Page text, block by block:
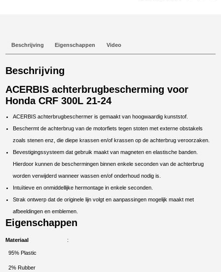
Beschrijving Eigenschappen Video
Beschrijving
ACERBIS achterbrugbescherming voor
Honda CRF 300L 21-24
ACERBIS achterbrugbeschermer is gemaakt van hoogwaardig kunststof.
Beschermt de achterbrug van de motorfiets tegen stoten met externe obstakels
zoals stenen enz, die diepe krassen en/of krassen op de achterbrug veroorzaken.
Bevestigingssysteem dat gebruik maakt van magneten en elastische banden.
Hierdoor kunnen de beschermingen binnen enkele seconden van de achterbrug
worden verwijderd wanneer wassen en/of onderhoud nodig is.
Intuïtieve en onmiddellijke hermontage in enkele seconden.
Strak ontwerp dat de originele lijn volgt en aanpassingen mogelijk maakt met
afbeeldingen en emblemen.
Eigenschappen
Materiaal
95% Plastic
2% Rubber